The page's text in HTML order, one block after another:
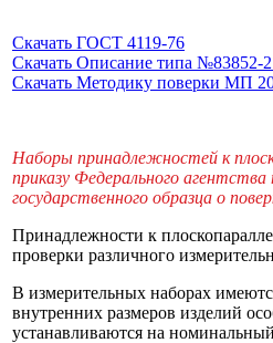
Скачать ГОСТ 4119-76
Скачать Описание типа №83852-
Скачать Методику поверки МП
Наборы принадлежностей к
приказу Федерального
государственного образца о
Принадлежности к
проверки различного
В измерительных наборах
внутренних размеров изделий
устанавливаются на